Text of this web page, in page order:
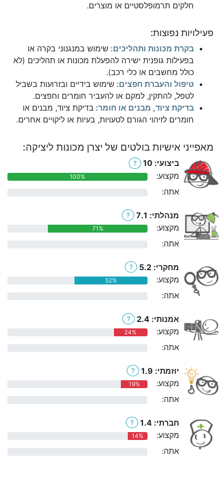
חלקים תרמופלסטיים או מוצרים.
פעילויות נפוצות:
בקרת מכונות ותהליכים: שימוש במנגנוני בקרה או
בפעילות גופנית ישירה להפעלת מכונות או תהליכים (לא
כולל מחשבים או כלי רכב).
טיפול והעברת חפצים: שימוש בידיים ובזרועות בשביל
לטפל, להתקין, למקם או להעביר חומרים וחפצים.
בדיקת ציוד, מבנים או חומר: בדיקת ציוד, מבנים או
חומרים לזיהוי הגורם לטעויות, בעיות או ליקויים אחרים.
מאפייני אישיות בולטים של יצרן מכונות ליציקה:
ביצועי: 10 ?
מקצוע: 100%
אתה:
מנהלתי: 7.1 ?
מקצוע: 71%
אתה:
מחקרי: 5.2 ?
מקצוע: 52%
אתה:
אמנותי: 2.4 ?
מקצוע: 24%
אתה:
יוזמתי: 1.9 ?
מקצוע: 19%
אתה:
חברתי: 1.4 ?
מקצוע: 14%
אתה: